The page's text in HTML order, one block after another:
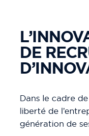
DE
Dans le cadre
liberté de
génération de